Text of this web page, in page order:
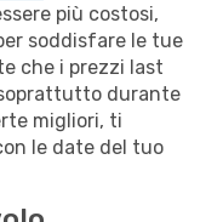
più costosi,
soddisfare le tue
che i prezzi last
durante
migliori, ti
le date del tuo